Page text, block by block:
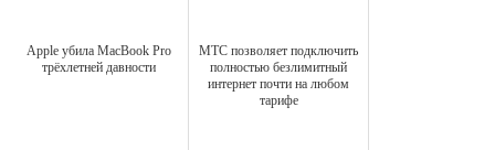
Apple убила MacBook Pro
трёхлетней давности
МТС позволяет подключить
полностью безлимитный
интернет почти на любом
тарифе